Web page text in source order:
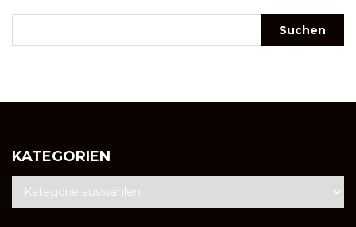
KATEGORIEN